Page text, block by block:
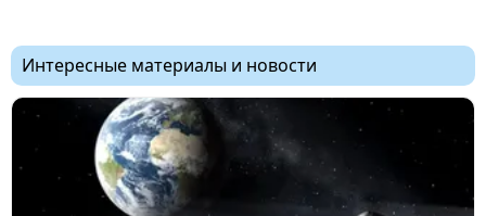
Интересные материалы и новости